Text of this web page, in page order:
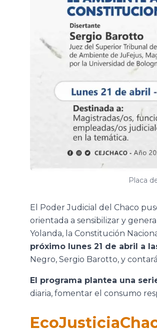
Placa
El Poder Judicial del Chaco
orientada a sensibilizar y
Yolanda, la Constitución
próximo lunes 21 de abril a
Negro, Sergio Barotto, y
El programa plantea una
diaria, fomentar el consumo